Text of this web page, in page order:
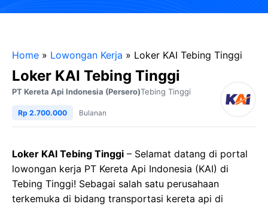
Home » Lowongan Kerja » Loker KAI Tebing Tinggi
Loker KAI Tebing Tinggi
PT Kereta Api Indonesia (Persero)Tebing Tinggi
Rp 2.700.000 Bulanan
Loker KAI Tebing Tinggi – Selamat datang di portal
lowongan kerja PT Kereta Api Indonesia (KAI) di
Tebing Tinggi! Sebagai salah satu perusahaan
terkemuka di bidang transportasi kereta api di